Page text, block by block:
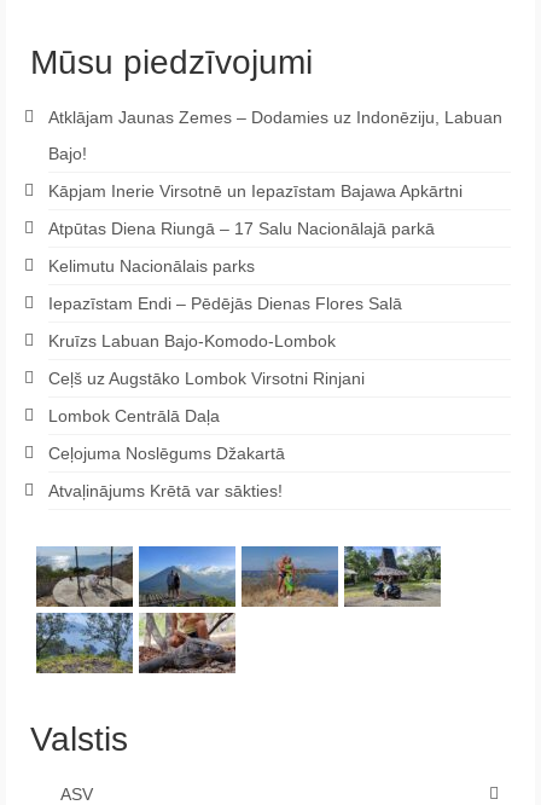
Mūsu piedzīvojumi
Atklājam Jaunas Zemes – Dodamies uz Indonēziju, Labuan
Bajo!
Kāpjam Inerie Virsotnē un Iepazīstam Bajawa Apkārtni
Atpūtas Diena Riungā – 17 Salu Nacionālajā parkā
Kelimutu Nacionālais parks
Iepazīstam Endi – Pēdējās Dienas Flores Salā
Kruīzs Labuan Bajo-Komodo-Lombok
Ceļš uz Augstāko Lombok Virsotni Rinjani
Lombok Centrālā Daļa
Ceļojuma Noslēgums Džakartā
Atvaļinājums Krētā var sākties!
Valstis
ASV